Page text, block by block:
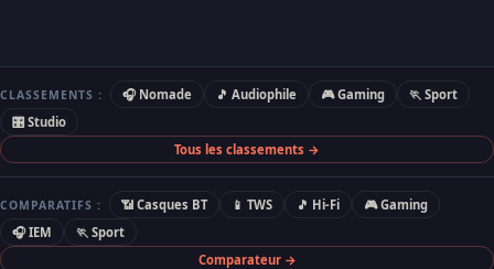
CLASSEMENTS : 🎧 Nomade 🎵 Audiophile 🎮 Gaming
🏃 Sport
🎛 Studio
Tous les classements →
COMPARATIFS : 📶 Casques BT 📱 TWS 🎵 Hi-Fi
🎮 Gaming
🎧 IEM
🏃 Sport
Comparateur →